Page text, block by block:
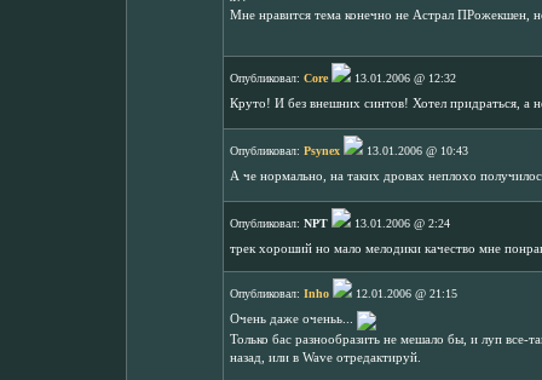
Мне нравится тема конечно не Астрал ПРожекшен,
Опубликовал: Core
13.01.2006 @ 12:32
Круто! И без внешних синтов! Хотел придраться, а
Опубликовал: Psynex
13.01.2006 @ 10:43
А че нормально, на таких дровах неплохо
Опубликовал: NPT
13.01.2006 @ 2:24
трек хороший но мало мелодики качество мне
Опубликовал: Inho
12.01.2006 @ 21:15
Очень даже оченьь...
Только бас разнообразить не мешало бы, и луп все-
назад, или в Wave отредактируй.